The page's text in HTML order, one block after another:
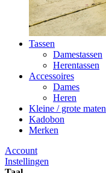
Tassen
Damestassen
Herentassen
Accessoires
Dames
Heren
Kleine / grote maten
Kadobon
Merken
Account
Instellingen